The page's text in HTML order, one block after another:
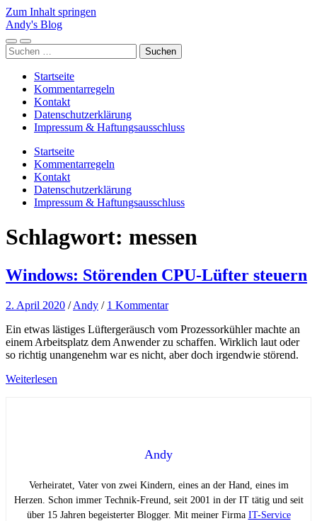
Zum Inhalt springen
Andy's Blog
Mobile-
Menü
Suchfeld
ein-/ausblenden
Suchen
nach:
Startseite
Kommentarregeln
Kontakt
Datenschutzerklärung
Impressum & Haftungsausschluss
Startseite
Kommentarregeln
Kontakt
Datenschutzerklärung
Impressum & Haftungsausschluss
Schlagwort: messen
Windows: Störenden CPU-Lüfter steuern
2. April 2020 /Andy / 1 Kommentar
Ein etwas lästiges Lüftergeräusch vom Prozessorkühler machte an
einem Arbeitsplatz dem Anwender zu schaffen. Wirklich laut oder
so richtig unangenehm war es nicht, aber doch irgendwie störend.
Weiterlesen
Andy
Verheiratet, Vater von zwei Kindern, eines an der Hand, eines im
Herzen. Schon immer Technik-Freund, seit 2001 in der IT tätig und seit
über 15 Jahren begeisterter Blogger. Mit meiner Firma IT-Service